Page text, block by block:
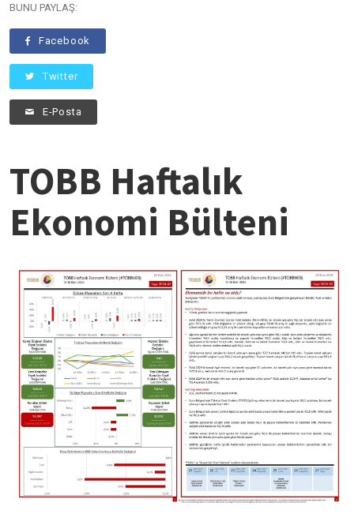
BUNU PAYLAŞ:
Facebook
Twitter
E-Posta
TOBB Haftalık
Ekonomi Bülteni